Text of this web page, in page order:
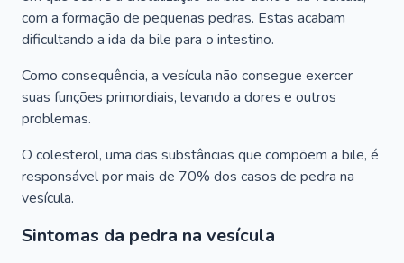
com a formação de pequenas pedras. Estas acabam
dificultando a ida da bile para o intestino.
Como consequência, a vesícula não consegue exercer
suas funções primordiais, levando a dores e outros
problemas.
O colesterol, uma das substâncias que compõem a bile, é
responsável por mais de 70% dos casos de pedra na
vesícula.
Sintomas da pedra na vesícula